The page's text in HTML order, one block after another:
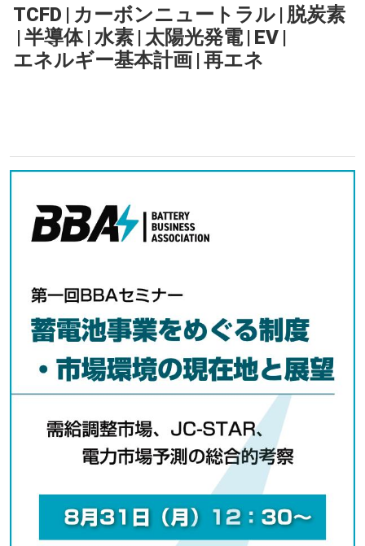
TCFD | カーボンニュートラル | 脱炭素
|半導体 |水素 | 太陽光発電 | EV |
エネルギー基本計画 |再エネ